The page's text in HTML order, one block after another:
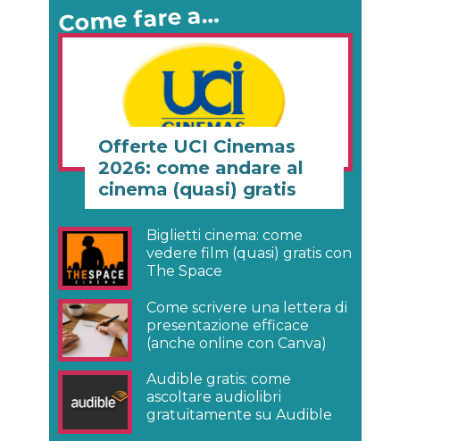
Come fare a…
Offerte UCI Cinemas
2026: come andare al
cinema (quasi) gratis
Biglietti cinema: come
vedere film (quasi) gratis con
The Space
Come scrivere una lettera di
presentazione efficace
(anche online con Canva)
Audible gratis: come
ascoltare audiolibri
gratuitamente su Audible